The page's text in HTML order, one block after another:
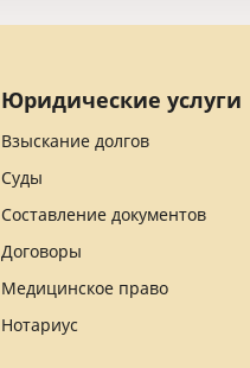
Юридические услуги
Взыскание долгов
Суды
Составление документов
Договоры
Медицинское право
Нотариус